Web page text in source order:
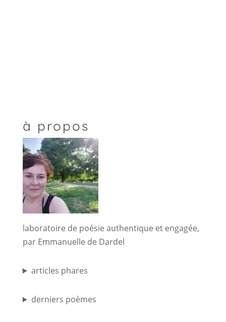
à propos
laboratoire de poésie authentique et engagée,
par Emmanuelle de Dardel
articles phares
derniers poèmes